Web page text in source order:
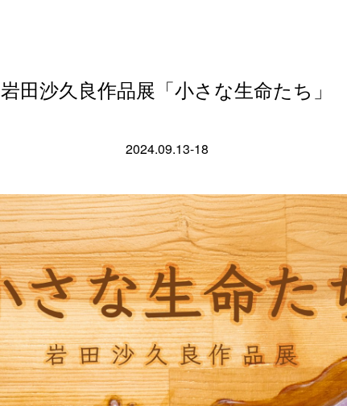
岩田沙久良作品展「小さな生命たち」
2024.09.13-18